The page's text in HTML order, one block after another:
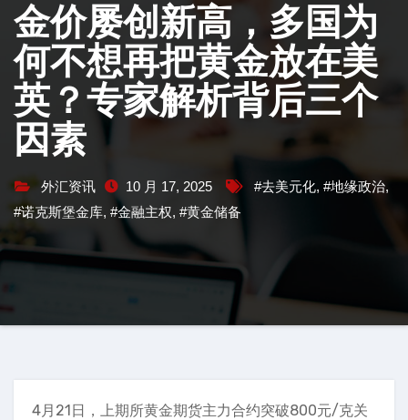
金价屡创新高，多国为
何不想再把黄金放在美
英？专家解析背后三个
因素
外汇资讯 10 月 17, 2025 #去美元化, #地缘政治,
#诺克斯堡金库, #金融主权, #黄金储备
4月21日，上期所黄金期货主力合约突破800元/克关